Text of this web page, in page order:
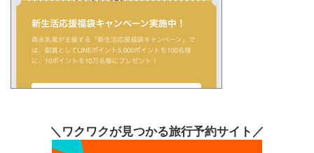
＼ワクワクが見つかる旅行予約サイト／